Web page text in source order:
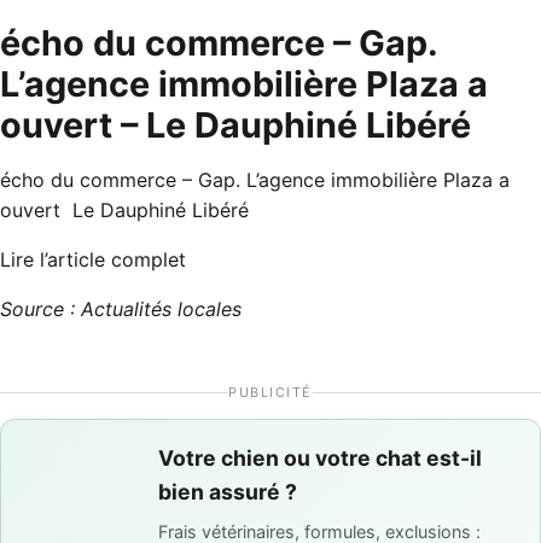
écho du commerce – Gap.
L’agence immobilière Plaza a
ouvert – Le Dauphiné Libéré
écho du commerce – Gap. L’agence immobilière Plaza a
ouvert Le Dauphiné Libéré
Lire l’article complet
Source : Actualités locales
PUBLICITÉ
Votre chien ou votre chat est-il
bien assuré ?
Frais vétérinaires, formules, exclusions :